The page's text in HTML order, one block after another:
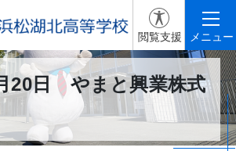
閲覧支援 メニュー
20日 やまと興業株式